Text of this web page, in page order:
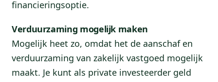
financieringsoptie.
Verduurzaming mogelijk maken
Mogelijk heet zo, omdat het de aanschaf en
verduurzaming van zakelijk vastgoed mogelijk
maakt. Je kunt als private investeerder geld